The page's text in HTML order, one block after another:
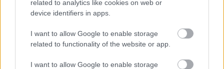
related to analytics like cookies on web or
device identifiers in apps.
I want to allow Google to enable storage
related to functionality of the website or app.
I want to allow Google to enable storage
széncinegék védelme
Amire többmillióan vártunk: szombattól
másodfokúra csökken a riasztás